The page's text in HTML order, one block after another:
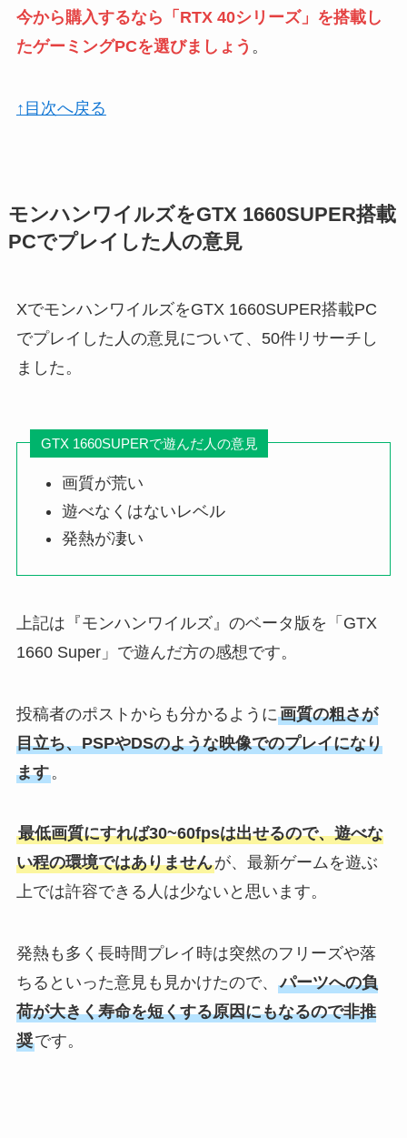
今から購入するなら「RTX 40シリーズ」を搭載し
たゲーミングPCを選びましょう 。
↑目次へ戻る
モンハンワイルズをGTX 1660SUPER搭載
PCでプレイした人の意見
XでモンハンワイルズをGTX 1660SUPER搭載PC
でプレイした人の意見について、50件リサーチし
ました。
GTX 1660SUPERで遊んだ人の意見
画質が荒い
遊べなくはないレベル
発熱が凄い
上記は『モンハンワイルズ』のベータ版を「GTX
1660 Super」で遊んだ方の感想です。
投稿者のポストからも分かるように画質の粗さが
目立ち、PSPやDSのような映像でのプレイになり
ます。
最低画質にすれば30~60fpsは出せるので、遊べな
い程の環境ではありませんが、最新ゲームを遊ぶ
上では許容できる人は少ないと思います。
発熱も多く長時間プレイ時は突然のフリーズや落
ちるといった意見も見かけたので、 パーツへの負
荷が大きく寿命を短くする原因にもなるので非推
奨です。